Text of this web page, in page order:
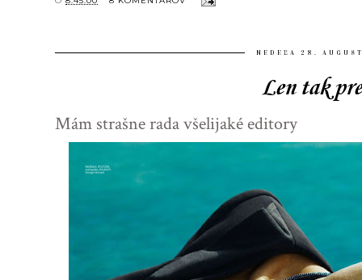
NEDEĽA 28.
Len tak
Mám strašne rada všelijaké editory